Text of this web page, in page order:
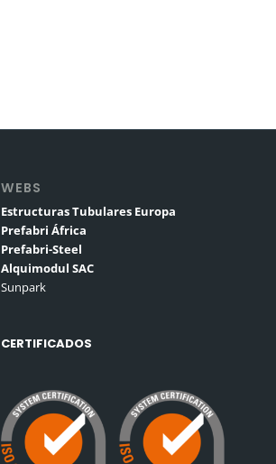
WEBS
Estructuras Tubulares Europa
Prefabri África
Prefabri-Steel
Alquimodul SAC
Sunpark
CERTIFICADOS